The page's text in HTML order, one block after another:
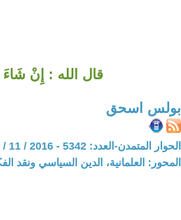
قال الله : إِنْ شَاءَ
بولس اسحق
الحوار المتمدن-العدد: 5342 - 2016 / 11 / 13 - 03:45
المحور: العلمانية، الدين السياسي ونقد